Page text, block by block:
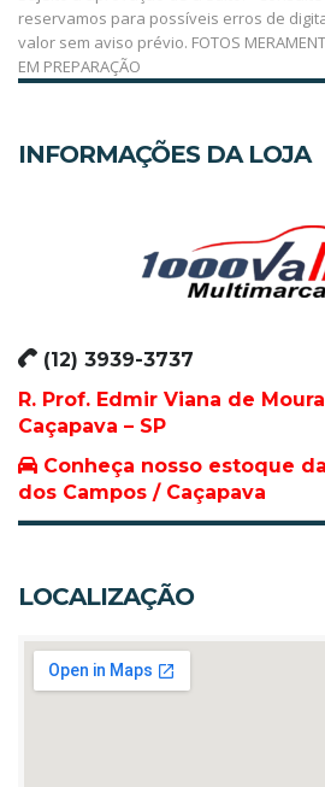
reservamos para possíveis erros de
valor sem aviso prévio. FOTOS
EM PREPARAÇÃO
INFORMAÇÕES DA LOJA
(12) 3939-3737
R. Prof. Edmir Viana de
Caçapava – SP
Conheça nosso estoque
dos Campos / Caçapava
LOCALIZAÇÃO